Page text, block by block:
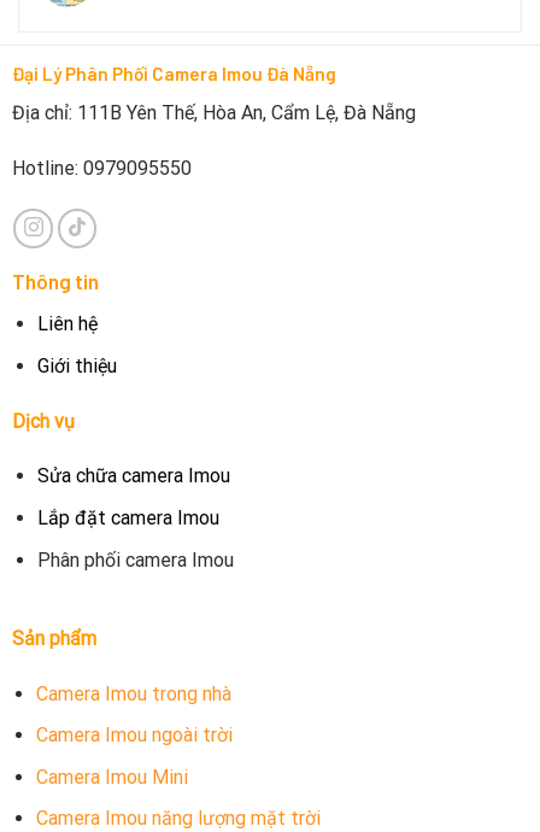
Đại Lý Phân Phối Camera Imou Đà Nẵng
Địa chỉ: 111B Yên Thế, Hòa An, Cẩm Lệ, Đà Nẵng
Hotline: 0979095550
Thông tin
Liên hệ
Giới thiệu
Dịch vụ
Sửa chữa camera Imou
Lắp đặt camera Imou
Phân phối camera Imou
Sản phẩm
Camera Imou trong nhà
Camera Imou ngoài trời
Camera Imou Mini
Camera Imou năng lượng mặt trời